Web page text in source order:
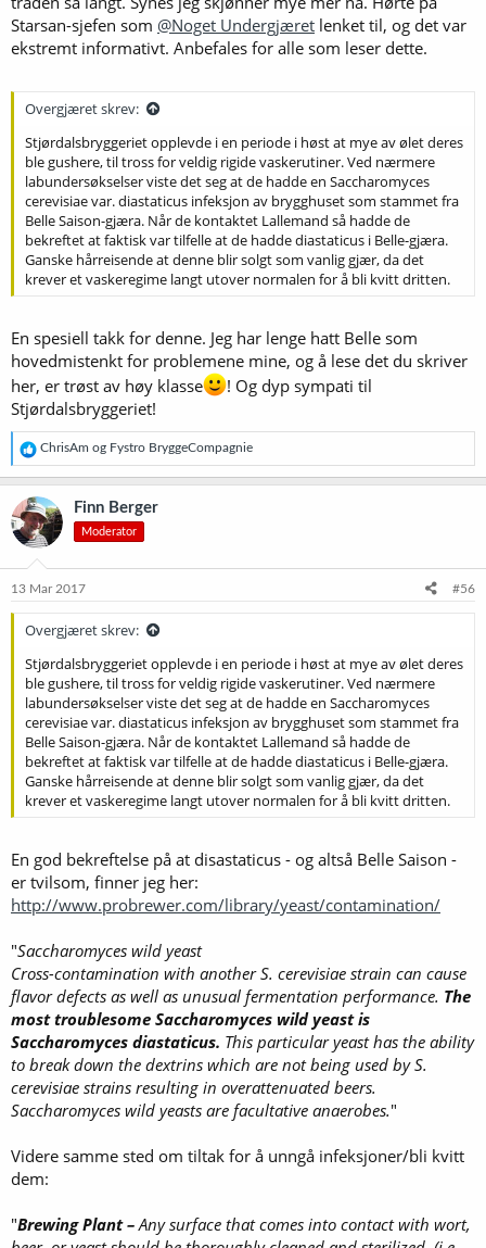
Starsan-sjefen som @Noget Undergjæret lenket til, og det var
ekstremt informativt. Anbefales for alle som leser dette.
Overgjæret skrev:
Stjørdalsbryggeriet opplevde i en periode i høst at mye av ølet deres
ble gushere, til tross for veldig rigide vaskerutiner. Ved nærmere
labundersøkselser viste det seg at de hadde en Saccharomyces
cerevisiae var. diastaticus infeksjon av brygghuset som stammet fra
Belle Saison-gjæra. Når de kontaktet Lallemand så hadde de
bekreftet at faktisk var tilfelle at de hadde diastaticus i Belle-gjæra.
Ganske hårreisende at denne blir solgt som vanlig gjær, da det
krever et vaskeregime langt utover normalen for å bli kvitt dritten.
En spesiell takk for denne. Jeg har lenge hatt Belle som
hovedmistenkt for problemene mine, og å lese det du skriver
her, er trøst av høy klasse
! Og dyp sympati til
Stjørdalsbryggeriet!
R
e
a
k
s
j
o
e
ChrisAm og Fystro BryggeCompagnie
Finn Berger
Moderator
13 Mar 2017 #56
Overgjæret skrev:
Stjørdalsbryggeriet opplevde i en periode i høst at mye av ølet deres
ble gushere, til tross for veldig rigide vaskerutiner. Ved nærmere
labundersøkselser viste det seg at de hadde en Saccharomyces
cerevisiae var. diastaticus infeksjon av brygghuset som stammet fra
Belle Saison-gjæra. Når de kontaktet Lallemand så hadde de
bekreftet at faktisk var tilfelle at de hadde diastaticus i Belle-gjæra.
Ganske hårreisende at denne blir solgt som vanlig gjær, da det
krever et vaskeregime langt utover normalen for å bli kvitt dritten.
En god bekreftelse på at disastaticus - og altså Belle Saison -
er tvilsom, finner jeg her:
http://www.probrewer.com/library/yeast/contamination/
"Saccharomyces wild yeast
Cross-contamination with another S. cerevisiae strain can cause
flavor defects as well as unusual fermentation performance. The
most troublesome Saccharomyces wild yeast is
Saccharomyces diastaticus. This particular yeast has the ability
to break down the dextrins which are not being used by S.
cerevisiae strains resulting in overattenuated beers.
Saccharomyces wild yeasts are facultative anaerobes."
Videre samme sted om tiltak for å unngå infeksjoner/bli kvitt
dem:
"Brewing Plant –Any surface that comes into contact with wort,